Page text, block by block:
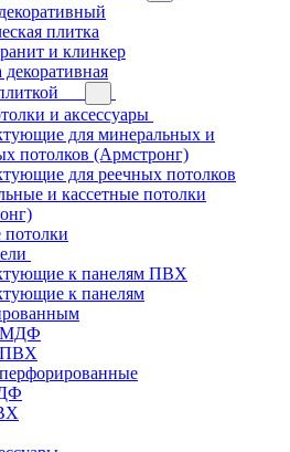
плитка
и клинкер
и аксессуары
для минеральных и
потолков (Армстронг)
для реечных потолков
и кассетные потолки
потолки
к панелям ПВХ
к панелям
МДФ
ПВХ